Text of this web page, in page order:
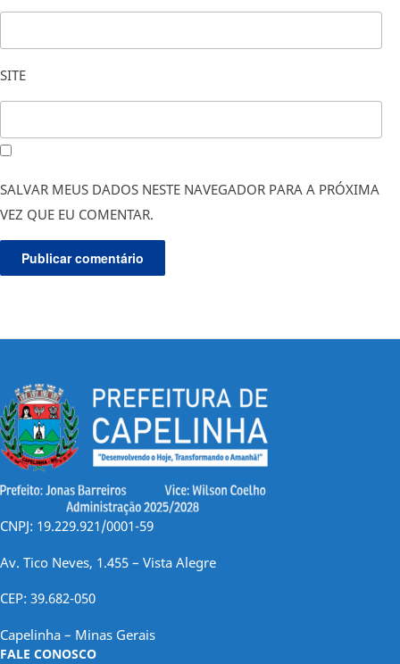
SITE
SALVAR MEUS DADOS NESTE NAVEGADOR PARA A PRÓXIMA
VEZ QUE EU COMENTAR.
CNPJ: 19.229.921/0001-59
Av. Tico Neves, 1.455 – Vista Alegre
CEP: 39.682-050
Capelinha – Minas Gerais
FALE CONOSCO